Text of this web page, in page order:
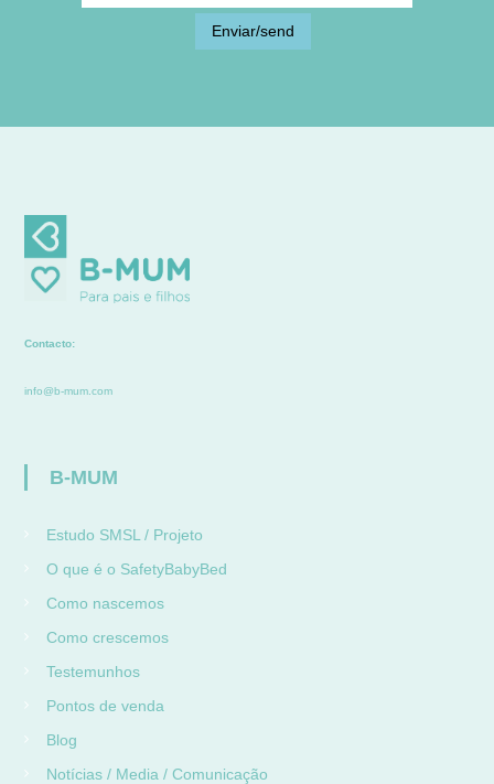
Contacto:
info@b-mum.com
B-MUM
Estudo SMSL / Projeto
O que é o SafetyBabyBed
Como nascemos
Como crescemos
Testemunhos
Pontos de venda
Blog
Notícias / Media / Comunicação